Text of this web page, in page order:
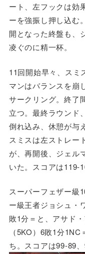
ート、左フックは効
ーを強振し押し込む
開となった終盤も、
凌ぐのに精一杯。
11回開始早々、スミ
マンはバランスを崩
サークリング。終了
立つ。最終ラウンド
倒れ込み、休憩が与
スミスは左ストレー
が、再開後、ジェル
いた。スコアは119-
スーパーフェザー級
ー級王者ジョシュ・
敗1分＝と、アサド
（5KO）6敗1分
ち。スコアは99-89、